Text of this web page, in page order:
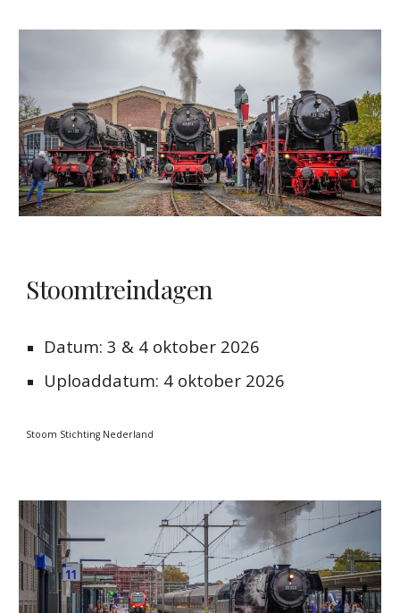
Stoomtreindagen
Datum:3 & 4 oktober 2026
Uploaddatum: 4 oktober 2026
Stoom Stichting Nederland